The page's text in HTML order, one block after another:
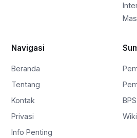
Navigasi
Beranda
Tentang
Kontak
Privasi
Info Penting